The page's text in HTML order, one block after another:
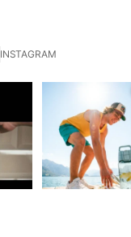
INSTAGRAM